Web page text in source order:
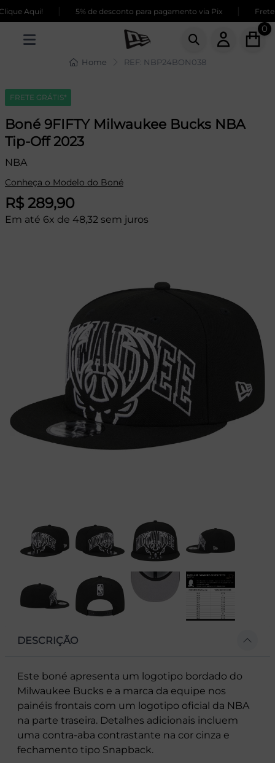
Aqui! 5% de desconto para pagamento via Pix Frete
0
Home REF: NBP24BON038
FRETE GRÁTIS*
Boné 9FIFTY Milwaukee Bucks NBA
Tip-Off 2023
NBA
Conheça o Modelo do Boné
R$ 289,90
Em até 6x de 48,32 sem juros
DESCRIÇÃO
Este boné apresenta um logotipo bordado do
Milwaukee Bucks e a marca da equipe nos
painéis frontais com um logotipo oficial da NBA
na parte traseira. Detalhes adicionais incluem
uma contra-aba contrastante na cor cinza e
fechamento tipo Snapback.